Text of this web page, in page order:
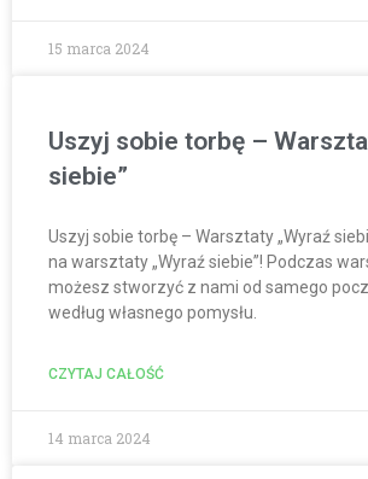
15 marca 2024
Uszyj sobie torbę –
siebie”
Uszyj sobie torbę – Warsztaty „Wyraź
na warsztaty „Wyraź siebie”! Podczas
możesz stworzyć z nami od samego
według własnego pomysłu.
CZYTAJ CAŁOŚĆ
14 marca 2024